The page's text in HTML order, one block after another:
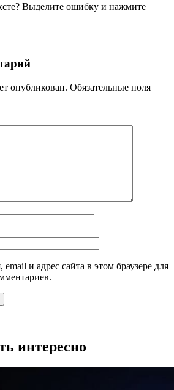
Выделите ошибку и нажмите
опубликован. Обязательные поля
и адрес сайта в этом браузере для
интересно